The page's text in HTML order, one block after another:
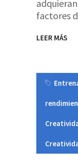
factores
LEER MÁS